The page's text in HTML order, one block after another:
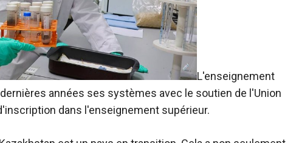
L'enseignement
années ses systèmes avec le soutien de l'Union
dans l'enseignement supérieur.